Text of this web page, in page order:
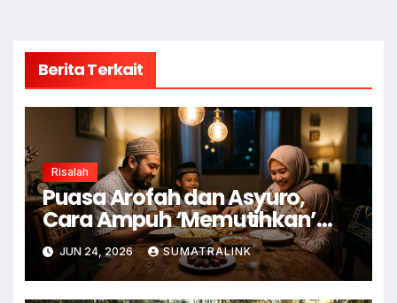
Berita Terkait
Risalah
Puasa Arofah dan Asyuro,
Cara Ampuh ‘Memutihkan’
Dosa
JUN 24, 2026 SUMATRALINK